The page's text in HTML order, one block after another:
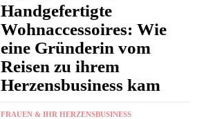
Handgefertigte
Wohnaccessoires: Wie
eine Gründerin vom
Reisen zu ihrem
Herzensbusiness kam
FRAUEN & IHR HERZENSBUSINESS